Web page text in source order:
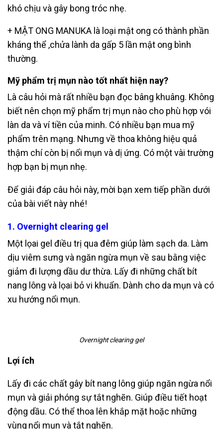
khó chịu và gây bong tróc nhẹ.
+ MẬT ONG MANUKA là loại mật ong có thành phần
kháng thể ,chửa lành da gấp 5 lần mật ong bình
thường.
Mỹ phẩm trị mụn nào tốt nhất hiện nay?
Là câu hỏi mà rất nhiều bạn đọc bâng khuâng. Không
biết nên chọn mỹ phẩm trị mụn nào cho phù hợp vói
làn da và ví tiền của minh. Có nhiều bạn mua mỹ
phẩm trên mạng. Nhưng về thoa không hiệu quả
thậm chí còn bị nổi mụn và dị ứng. Có một vài trường
hợp bạn bị mụn nhẹ.
Để giải đáp câu hỏi này, mời bạn xem tiếp phần dưới
của bài viết này nhé!
1. Overnight clearing gel
Một lọai gel điều trị qua đêm giúp làm sạch da. Làm
dịu viêm sưng và ngăn ngừa mụn về sau bằng việc
giảm đi lượng dầu dư thừa. Lấy đi những chất bít
nang lông và lọai bỏ vi khuẩn. Dành cho da mụn và có
xu hướng nổi mụn.
Overnight clearing gel
Lợi ích
Lấy đi các chất gây bít nang lông giúp ngăn ngừa nổi
mụn và giải phóng sự tắtnghẽn. Giúp điều tiết hoạt
động dầu. Có thể thoa lên khắp mặt hoặc những
vùng nổi mụn và tắt nghẽn.